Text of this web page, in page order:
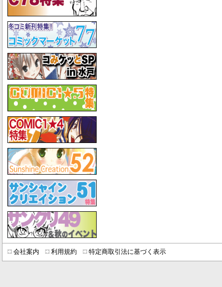
会社案内 利用規約 特定商取引法に基づく表示